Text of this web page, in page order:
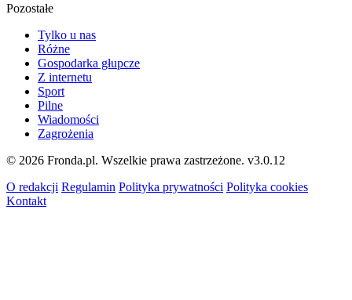
Pozostałe
Tylko u nas
Różne
Gospodarka głupcze
Z internetu
Sport
Pilne
Wiadomości
Zagrożenia
© 2026 Fronda.pl. Wszelkie prawa zastrzeżone. v3.0.12
O redakcji Regulamin Polityka prywatności Polityka cookies
Kontakt